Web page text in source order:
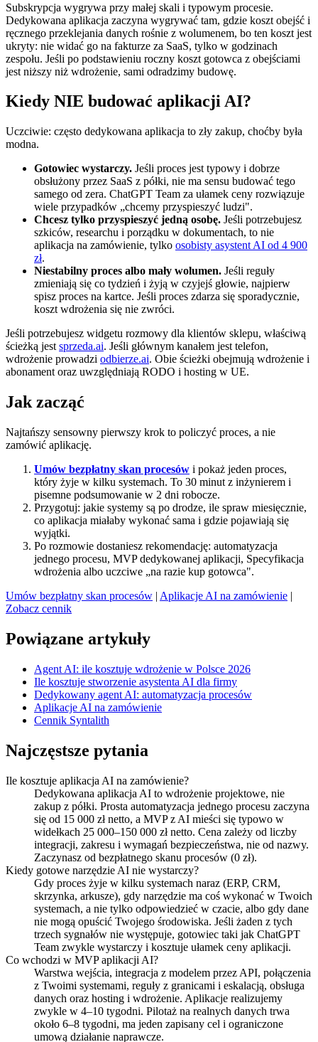
Subskrypcja wygrywa przy małej skali i typowym procesie.
Dedykowana aplikacja zaczyna wygrywać tam, gdzie koszt obejść i
ręcznego przeklejania danych rośnie z wolumenem, bo ten koszt jest
ukryty: nie widać go na fakturze za SaaS, tylko w godzinach
zespołu. Jeśli po podstawieniu roczny koszt gotowca z obejściami
jest niższy niż wdrożenie, sami odradzimy budowę.
Kiedy NIE budować aplikacji AI?
Uczciwie: często dedykowana aplikacja to zły zakup, choćby była
modna.
Gotowiec wystarczy. Jeśli proces jest typowy i dobrze
obsłużony przez SaaS z półki, nie ma sensu budować tego
samego od zera. ChatGPT Team za ułamek ceny rozwiązuje
wiele przypadków „chcemy przyspieszyć ludzi".
Chcesz tylko przyspieszyć jedną osobę. Jeśli potrzebujesz
szkiców, researchu i porządku w dokumentach, to nie
aplikacja na zamówienie, tylko osobisty asystent AI od 4 900
zł.
Niestabilny proces albo mały wolumen. Jeśli reguły
zmieniają się co tydzień i żyją w czyjejś głowie, najpierw
spisz proces na kartce. Jeśli proces zdarza się sporadycznie,
koszt wdrożenia się nie zwróci.
Jeśli potrzebujesz widgetu rozmowy dla klientów sklepu, właściwą
ścieżką jest sprzeda.ai. Jeśli głównym kanałem jest telefon,
wdrożenie prowadzi odbierze.ai. Obie ścieżki obejmują wdrożenie i
abonament oraz uwzględniają RODO i hosting w UE.
Jak zacząć
Najtańszy sensowny pierwszy krok to policzyć proces, a nie
zamówić aplikację.
Umów bezpłatny skan procesów i pokaż jeden proces,
który żyje w kilku systemach. To 30 minut z inżynierem i
pisemne podsumowanie w 2 dni robocze.
Przygotuj: jakie systemy są po drodze, ile spraw miesięcznie,
co aplikacja miałaby wykonać sama i gdzie pojawiają się
wyjątki.
Po rozmowie dostaniesz rekomendację: automatyzacja
jednego procesu, MVP dedykowanej aplikacji, Specyfikacja
wdrożenia albo uczciwe „na razie kup gotowca".
Umów bezpłatny skan procesów | Aplikacje AI na zamówienie |
Zobacz cennik
Powiązane artykuły
Agent AI: ile kosztuje wdrożenie w Polsce 2026
Ile kosztuje stworzenie asystenta AI dla firmy
Dedykowany agent AI: automatyzacja procesów
Aplikacje AI na zamówienie
Cennik Syntalith
Najczęstsze pytania
Ile kosztuje aplikacja AI na zamówienie?
Dedykowana aplikacja AI to wdrożenie projektowe, nie
zakup z półki. Prosta automatyzacja jednego procesu zaczyna
się od 15 000 zł netto, a MVP z AI mieści się typowo w
widełkach 25 000–150 000 zł netto. Cena zależy od liczby
integracji, zakresu i wymagań bezpieczeństwa, nie od nazwy.
Zaczynasz od bezpłatnego skanu procesów (0 zł).
Kiedy gotowe narzędzie AI nie wystarczy?
Gdy proces żyje w kilku systemach naraz (ERP, CRM,
skrzynka, arkusze), gdy narzędzie ma coś wykonać w Twoich
systemach, a nie tylko odpowiedzieć w czacie, albo gdy dane
nie mogą opuścić Twojego środowiska. Jeśli żaden z tych
trzech sygnałów nie występuje, gotowiec taki jak ChatGPT
Team zwykle wystarczy i kosztuje ułamek ceny aplikacji.
Co wchodzi w MVP aplikacji AI?
Warstwa wejścia, integracja z modelem przez API, połączenia
z Twoimi systemami, reguły z granicami i eskalacją, obsługa
danych oraz hosting i wdrożenie. Aplikacje realizujemy
zwykle w 4–10 tygodni. Pilotaż na realnych danych trwa
około 6–8 tygodni, ma jeden zapisany cel i ograniczone
umową działanie naprawcze.